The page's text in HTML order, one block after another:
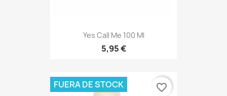
Yes Call Me 100 Ml
5,95 €
FUERA DE STOCK favorite_border